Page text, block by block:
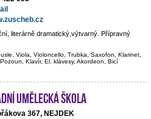
literárně dramatický,výtvarný. Přípravný
Viola, Violoncello, Trubka, Saxofon, Klarinet,
Klavír, El. klávesy, Akordeon, Bicí
umělecká škola
367, NEJDEK